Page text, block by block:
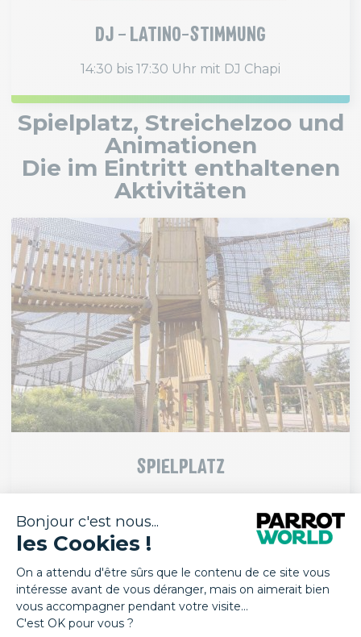
DJ – LATINO-STIMMUNG
14:30 bis 17:30 Uhr mit DJ Chapi
Spielplatz, Streichelzoo und
Animationen
Die im Eintritt enthaltenen
Aktivitäten
SPIELPLATZ
dazu ein, sich vorzustellen, sie befänden sich
hoch oben im Regenwald.